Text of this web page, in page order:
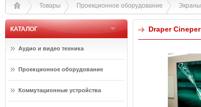
Товары Проекционное оборудование
КАТАЛОГ
Аудио и видео техника
Проекционное оборудование
Коммутационные устройства
Draper